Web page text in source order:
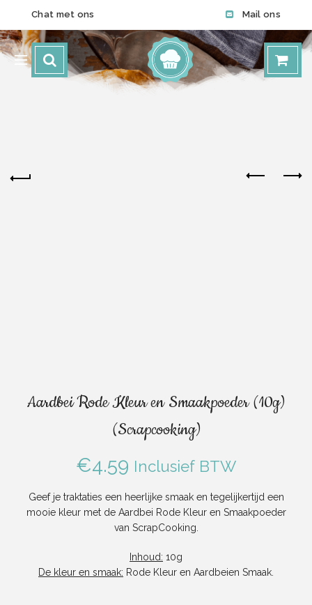
Chat met ons Mail ons
Aardbei Rode Kleur en Smaakpoeder (10g)
(Scrapcooking)
€4.59 Inclusief BTW
Geef je traktaties een heerlijke smaak en tegelijkertijd een
mooie kleur met de Aardbei Rode Kleur en Smaakpoeder
van ScrapCooking.
Inhoud: 10g
De kleur en smaak: Rode Kleur en Aardbeien Smaak.